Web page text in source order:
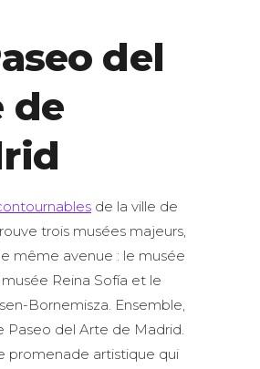
del
de
de la ville de
trois musées majeurs,
même avenue : le musée
Reina Sofía et le
Bornemisza. Ensemble,
Paseo del Arte de Madrid.
promenade artistique qui